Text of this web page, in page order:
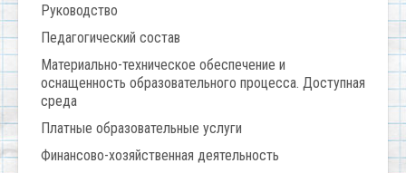
Руководство
Педагогический состав
Материально-техническое обеспечение и
оснащенность образовательного процесса. Доступная
среда
Платные образовательные услуги
Финансово-хозяйственная деятельность